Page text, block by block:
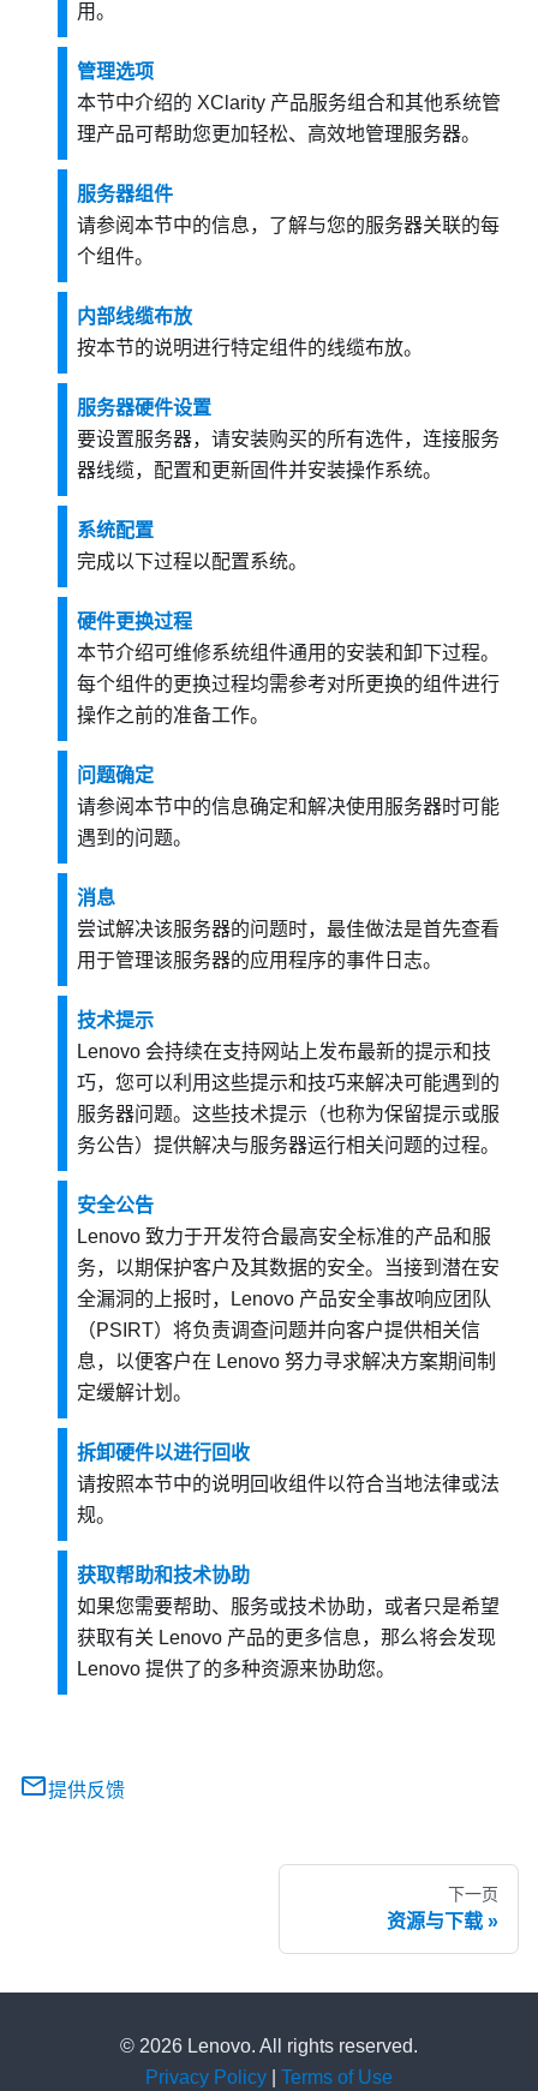
用。
管理选项
本节中介绍的 XClarity 产品服务组合和其他系统管
理产品可帮助您更加轻松、高效地管理服务器。
服务器组件
请参阅本节中的信息，了解与您的服务器关联的每
个组件。
内部线缆布放
按本节的说明进行特定组件的线缆布放。
服务器硬件设置
要设置服务器，请安装购买的所有选件，连接服务
器线缆，配置和更新固件并安装操作系统。
系统配置
完成以下过程以配置系统。
硬件更换过程
本节介绍可维修系统组件通用的安装和卸下过程。
每个组件的更换过程均需参考对所更换的组件进行
操作之前的准备工作。
问题确定
请参阅本节中的信息确定和解决使用服务器时可能
遇到的问题。
消息
尝试解决该服务器的问题时，最佳做法是首先查看
用于管理该服务器的应用程序的事件日志。
技术提示
Lenovo 会持续在支持网站上发布最新的提示和技
巧，您可以利用这些提示和技巧来解决可能遇到的
服务器问题。这些技术提示（也称为保留提示或服
务公告）提供解决与服务器运行相关问题的过程。
安全公告
Lenovo 致力于开发符合最高安全标准的产品和服
务，以期保护客户及其数据的安全。当接到潜在安
全漏洞的上报时，Lenovo 产品安全事故响应团队
（PSIRT）将负责调查问题并向客户提供相关信
息，以便客户在 Lenovo 努力寻求解决方案期间制
定缓解计划。
拆卸硬件以进行回收
请按照本节中的说明回收组件以符合当地法律或法
规。
获取帮助和技术协助
如果您需要帮助、服务或技术协助，或者只是希望
获取有关 Lenovo 产品的更多信息，那么将会发现
Lenovo 提供了的多种资源来协助您。
提供反馈
下一页
资源与下载
© 2026 Lenovo. All rights reserved.
Privacy Policy
Terms of Use